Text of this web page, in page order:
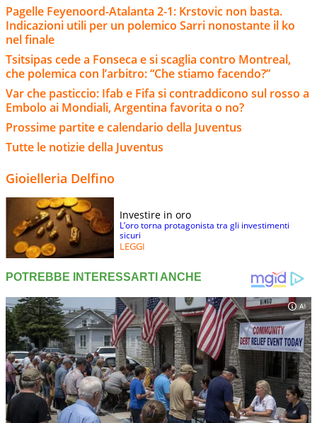
Pagelle Feyenoord-Atalanta 2-1: Krstovic non basta.
Indicazioni utili per un polemico Sarri nonostante il ko
nel finale
Tsitsipas cede a Fonseca e si scaglia contro Montreal,
che polemica con l’arbitro: “Che stiamo facendo?”
Var che pasticcio: Ifab e Fifa si contraddicono sul rosso a
Embolo ai Mondiali, Argentina favorita o no?
Prossime partite e calendario della Juventus
Tutte le notizie della Juventus
Gioielleria Delfino
Investire in oro
L’oro torna protagonista tra gli investimenti
sicuri
LEGGI